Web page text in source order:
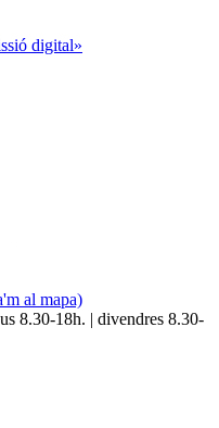
digital»
al mapa)
8.30-18h. | divendres 8.30-